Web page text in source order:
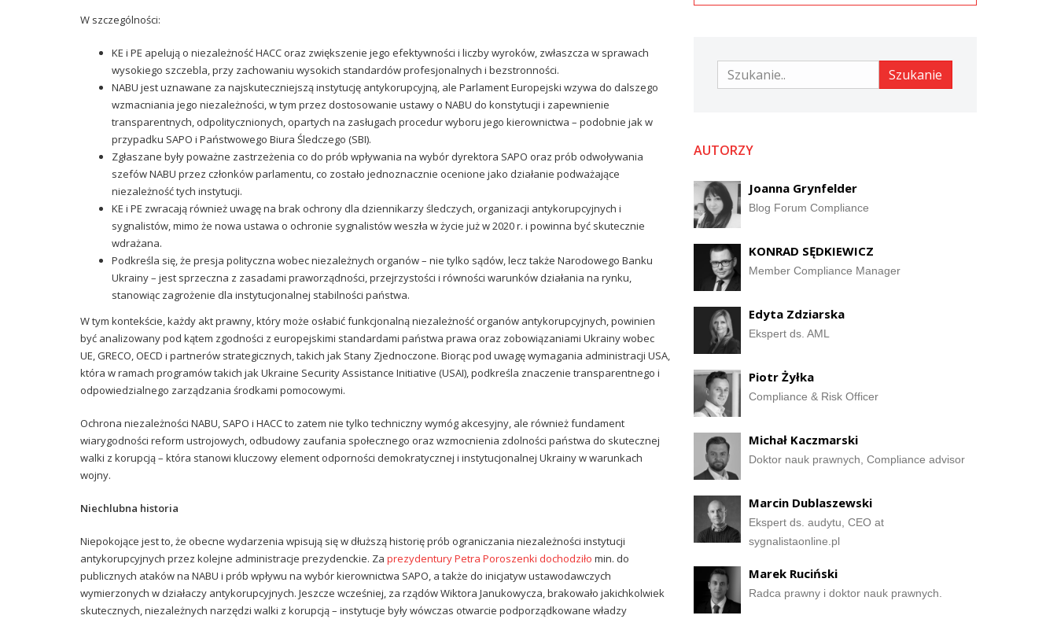
W szczególności:
KE i PE apelują o niezależność HACC oraz zwiększenie jego efektywności i liczby wyroków, zwłaszcza w sprawach
wysokiego szczebla, przy zachowaniu wysokich standardów profesjonalnych i bezstronności.
NABU jest uznawane za najskuteczniejszą instytucję antykorupcyjną, ale Parlament Europejski wzywa do dalszego
wzmacniania jego niezależności, w tym przez dostosowanie ustawy o NABU do konstytucji i zapewnienie
transparentnych, odpolitycznionych, opartych na zasługach procedur wyboru jego kierownictwa – podobnie jak w
przypadku SAPO i Państwowego Biura Śledczego (SBI).
Zgłaszane były poważne zastrzeżenia co do prób wpływania na wybór dyrektora SAPO oraz prób odwoływania
szefów NABU przez członków parlamentu, co zostało jednoznacznie ocenione jako działanie podważające
niezależność tych instytucji.
KE i PE zwracają również uwagę na brak ochrony dla dziennikarzy śledczych, organizacji antykorupcyjnych i
sygnalistów, mimo że nowa ustawa o ochronie sygnalistów weszła w życie już w 2020 r. i powinna być skutecznie
wdrażana.
Podkreśla się, że presja polityczna wobec niezależnych organów – nie tylko sądów, lecz także Narodowego Banku
Ukrainy – jest sprzeczna z zasadami praworządności, przejrzystości i równości warunków działania na rynku,
stanowiąc zagrożenie dla instytucjonalnej stabilności państwa.
W tym kontekście, każdy akt prawny, który może osłabić funkcjonalną niezależność organów antykorupcyjnych, powinien
być analizowany pod kątem zgodności z europejskimi standardami państwa prawa oraz zobowiązaniami Ukrainy wobec
UE, GRECO, OECD i partnerów strategicznych, takich jak Stany Zjednoczone. Biorąc pod uwagę wymagania administracji USA,
która w ramach programów takich jak Ukraine Security Assistance Initiative (USAI), podkreśla znaczenie transparentnego i
odpowiedzialnego zarządzania środkami pomocowymi.
Ochrona niezależności NABU, SAPO i HACC to zatem nie tylko techniczny wymóg akcesyjny, ale również fundament
wiarygodności reform ustrojowych, odbudowy zaufania społecznego oraz wzmocnienia zdolności państwa do skutecznej
walki z korupcją – która stanowi kluczowy element odporności demokratycznej i instytucjonalnej Ukrainy w warunkach
wojny.
Niechlubna historia
Niepokojące jest to, że obecne wydarzenia wpisują się w dłuższą historię prób ograniczania niezależności instytucji
antykorupcyjnych przez kolejne administracje prezydenckie. Za prezydentury Petra Poroszenki dochodziło min. do
publicznych ataków na NABU i prób wpływu na wybór kierownictwa SAPO, a także do inicjatyw ustawodawczych
wymierzonych w działaczy antykorupcyjnych. Jeszcze wcześniej, za rządów Wiktora Janukowycza, brakowało jakichkolwiek
skutecznych, niezależnych narzędzi walki z korupcją – instytucje były wówczas otwarcie podporządkowane władzy
Szukanie Szukanie
AUTORZY
Joanna Grynfelder
Blog Forum Compliance
KONRAD SĘDKIEWICZ
Member Compliance Manager
Edyta Zdziarska
Ekspert ds. AML
Piotr Żyłka
Compliance & Risk Officer
Michał Kaczmarski
Doktor nauk prawnych, Compliance advisor
Marcin Dublaszewski
Ekspert ds. audytu, CEO at
sygnalistaonline.pl
Marek Ruciński
Radca prawny i doktor nauk prawnych.